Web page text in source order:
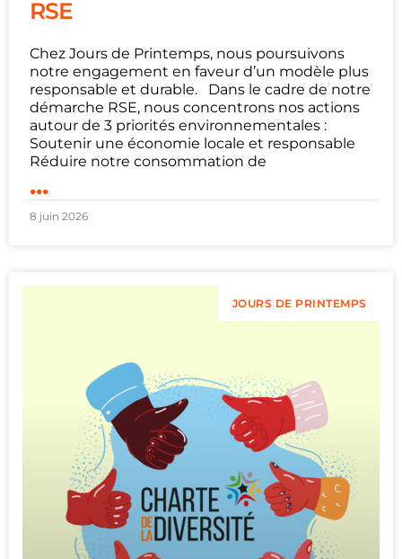
RSE
Chez Jours de Printemps, nous poursuivons
notre engagement en faveur d’un modèle plus
responsable et durable. Dans le cadre de notre
démarche RSE, nous concentrons nos actions
autour de 3 priorités environnementales :
Soutenir une économie locale et responsable
Réduire notre consommation de
...
8 juin 2026
JOURS DE PRINTEMPS